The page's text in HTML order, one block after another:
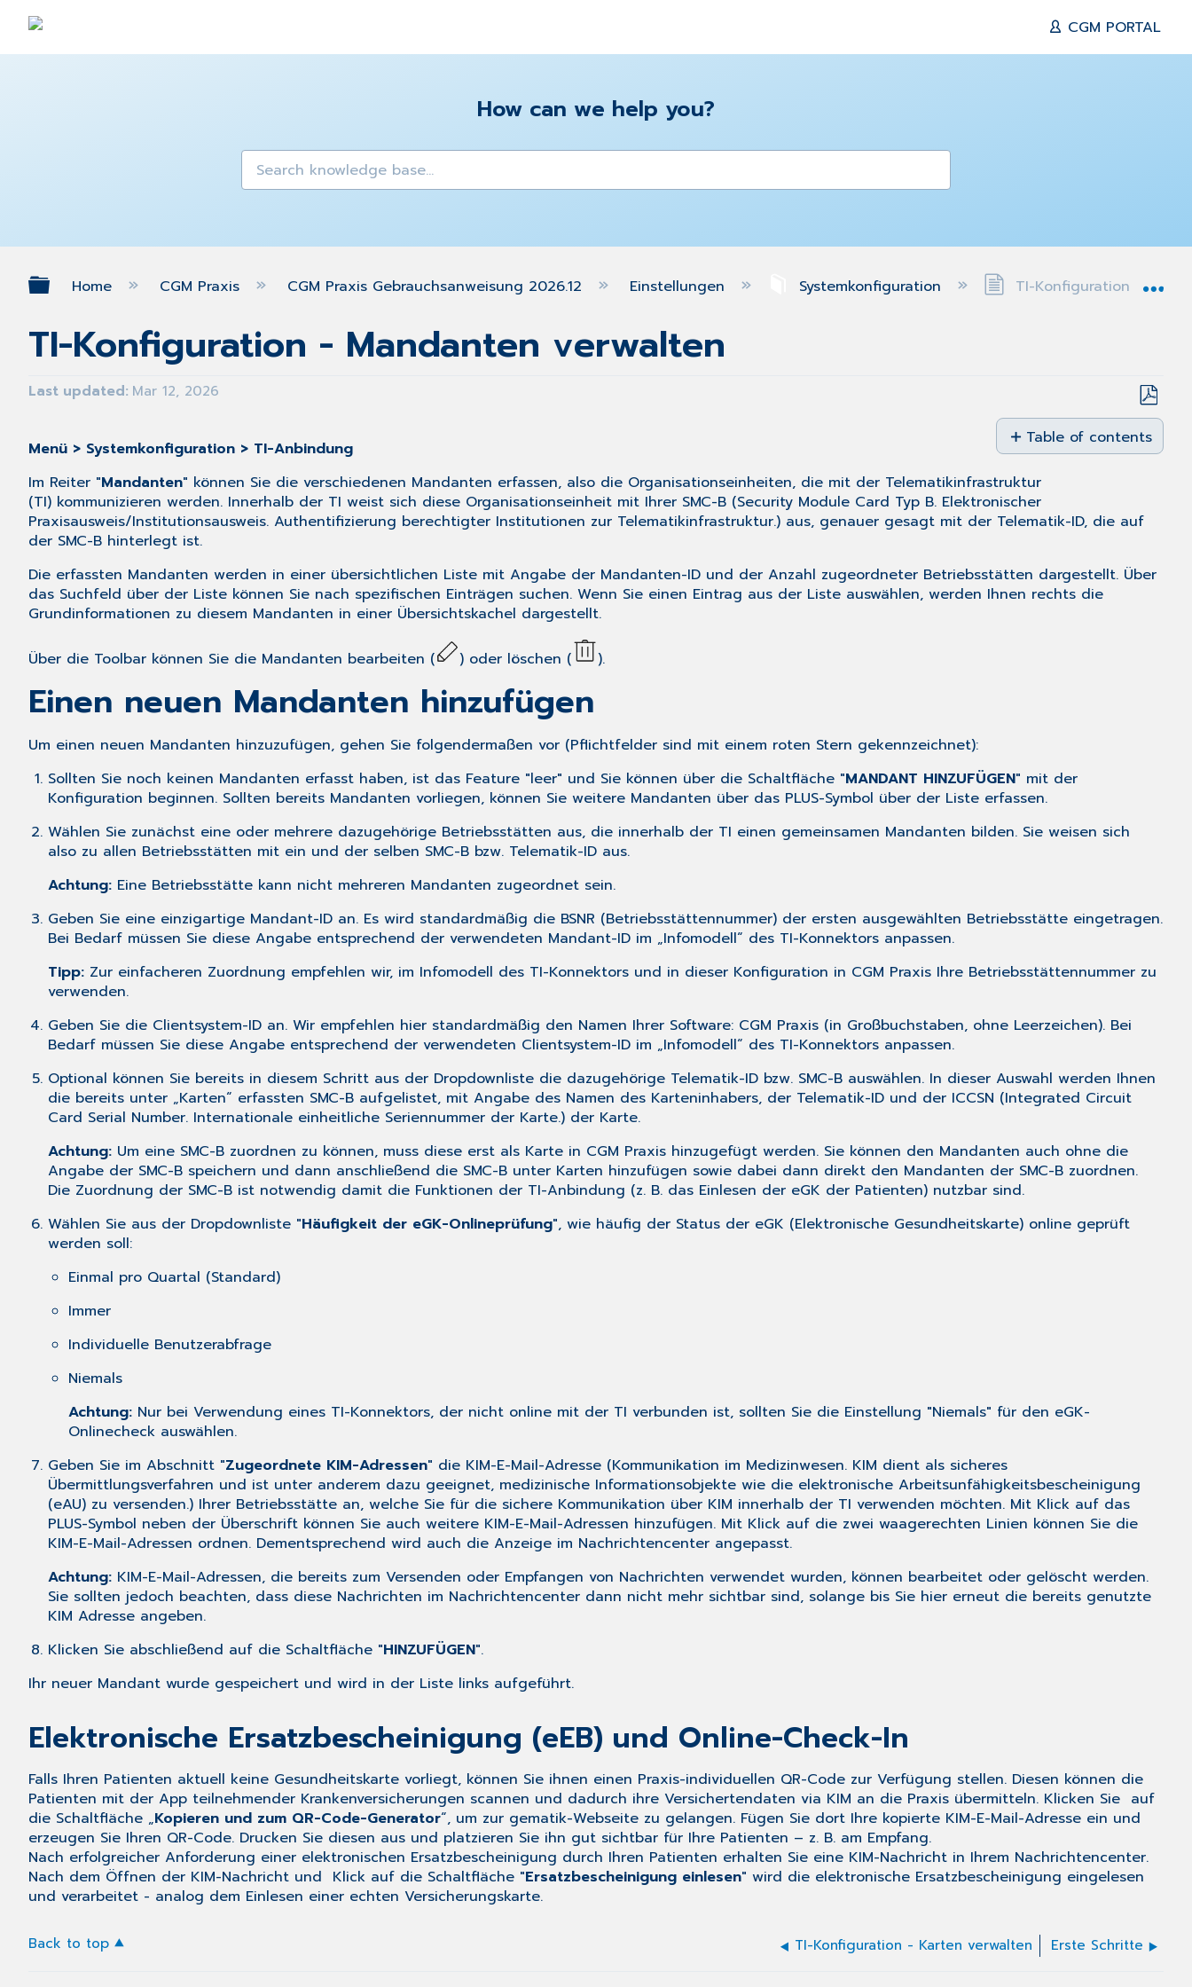
CGM PORTAL
How can we help you?
Expand/collapse global hierarchy
Home CGM Praxis CGM Praxis Gebrauchsanweisung 2026.12 Einstellungen Systemkonfiguration TI-Konfiguration -
TI-Konfiguration - Mandanten verwalten
Last updated Mar 12, 2026
Save
as
PDF
Table of contents
neuen
Mandanten
hinzufügen
(eEB)
Menü > Systemkonfiguration > TI-Anbindung
Im Reiter "Mandanten" können Sie die verschiedenen Mandanten erfassen, also die Organisationseinheiten, die mit der Telematikinfrastruktur
(TI) kommunizieren werden. Innerhalb der TI weist sich diese Organisationseinheit mit Ihrer SMC-B (Security Module Card Typ B. Elektronischer
Praxisausweis/Institutionsausweis. Authentifizierung berechtigter Institutionen zur Telematikinfrastruktur.) aus, genauer gesagt mit der Telematik-ID, die auf
der SMC-B hinterlegt ist.
Die erfassten Mandanten werden in einer übersichtlichen Liste mit Angabe der Mandanten-ID und der Anzahl zugeordneter Betriebsstätten dargestellt. Über
das Suchfeld über der Liste können Sie nach spezifischen Einträgen suchen. Wenn Sie einen Eintrag aus der Liste auswählen, werden Ihnen rechts die
Grundinformationen zu diesem Mandanten in einer Übersichtskachel dargestellt.
Über die Toolbar können Sie die Mandanten bearbeiten ( ) oder löschen ( ).
Einen neuen Mandanten hinzufügen
Um einen neuen Mandanten hinzuzufügen, gehen Sie folgendermaßen vor (Pflichtfelder sind mit einem roten Stern gekennzeichnet):
Sollten Sie noch keinen Mandanten erfasst haben, ist das Feature "leer" und Sie können über die Schaltfläche "MANDANT HINZUFÜGEN" mit der
Konfiguration beginnen. Sollten bereits Mandanten vorliegen, können Sie weitere Mandanten über das PLUS-Symbol über der Liste erfassen.
Wählen Sie zunächst eine oder mehrere dazugehörige Betriebsstätten aus, die innerhalb der TI einen gemeinsamen Mandanten bilden. Sie weisen sich
also zu allen Betriebsstätten mit ein und der selben SMC-B bzw. Telematik-ID aus.
Achtung: Eine Betriebsstätte kann nicht mehreren Mandanten zugeordnet sein.
Geben Sie eine einzigartige Mandant-ID an. Es wird standardmäßig die BSNR (Betriebsstättennummer) der ersten ausgewählten Betriebsstätte eingetragen.
Bei Bedarf müssen Sie diese Angabe entsprechend der verwendeten Mandant-ID im „Infomodell“ des TI-Konnektors anpassen.
Tipp: Zur einfacheren Zuordnung empfehlen wir, im Infomodell des TI-Konnektors und in dieser Konfiguration in CGM Praxis Ihre Betriebsstättennummer zu
verwenden.
Geben Sie die Clientsystem-ID an. Wir empfehlen hier standardmäßig den Namen Ihrer Software: CGM Praxis (in Großbuchstaben, ohne Leerzeichen). Bei
Bedarf müssen Sie diese Angabe entsprechend der verwendeten Clientsystem-ID im „Infomodell“ des TI-Konnektors anpassen.
Optional können Sie bereits in diesem Schritt aus der Dropdownliste die dazugehörige Telematik-ID bzw. SMC-B auswählen. In dieser Auswahl werden Ihnen
die bereits unter „Karten“ erfassten SMC-B aufgelistet, mit Angabe des Namen des Karteninhabers, der Telematik-ID und der ICCSN (Integrated Circuit
Card Serial Number. Internationale einheitliche Seriennummer der Karte.) der Karte.
Achtung: Um eine SMC-B zuordnen zu können, muss diese erst als Karte in CGM Praxis hinzugefügt werden. Sie können den Mandanten auch ohne die
Angabe der SMC-B speichern und dann anschließend die SMC-B unter Karten hinzufügen sowie dabei dann direkt den Mandanten der SMC-B zuordnen.
Die Zuordnung der SMC-B ist notwendig damit die Funktionen der TI-Anbindung (z. B. das Einlesen der eGK der Patienten) nutzbar sind.
Wählen Sie aus der Dropdownliste "Häufigkeit der eGK-Onlineprüfung", wie häufig der Status der eGK (Elektronische Gesundheitskarte) online geprüft
werden soll:
Einmal pro Quartal (Standard)
Immer
Individuelle Benutzerabfrage
Niemals
Achtung: Nur bei Verwendung eines TI-Konnektors, der nicht online mit der TI verbunden ist, sollten Sie die Einstellung "Niemals" für den eGK-
Onlinecheck auswählen.
Geben Sie im Abschnitt "Zugeordnete KIM-Adressen" die KIM-E-Mail-Adresse (Kommunikation im Medizinwesen. KIM dient als sicheres
Übermittlungsverfahren und ist unter anderem dazu geeignet, medizinische Informationsobjekte wie die elektronische Arbeitsunfähigkeitsbescheinigung
(eAU) zu versenden.) Ihrer Betriebsstätte an, welche Sie für die sichere Kommunikation über KIM innerhalb der TI verwenden möchten. Mit Klick auf das
PLUS-Symbol neben der Überschrift können Sie auch weitere KIM-E-Mail-Adressen hinzufügen. Mit Klick auf die zwei waagerechten Linien können Sie die
KIM-E-Mail-Adressen ordnen. Dementsprechend wird auch die Anzeige im Nachrichtencenter angepasst.
Achtung: KIM-E-Mail-Adressen, die bereits zum Versenden oder Empfangen von Nachrichten verwendet wurden, können bearbeitet oder gelöscht werden.
Sie sollten jedoch beachten, dass diese Nachrichten im Nachrichtencenter dann nicht mehr sichtbar sind, solange bis Sie hier erneut die bereits genutzte
KIM Adresse angeben.
Klicken Sie abschließend auf die Schaltfläche "HINZUFÜGEN".
Ihr neuer Mandant wurde gespeichert und wird in der Liste links aufgeführt.
Elektronische Ersatzbescheinigung (eEB) und Online-Check-In
Falls Ihren Patienten aktuell keine Gesundheitskarte vorliegt, können Sie ihnen einen Praxis-individuellen QR-Code zur Verfügung stellen. Diesen können die
Patienten mit der App teilnehmender Krankenversicherungen scannen und dadurch ihre Versichertendaten via KIM an die Praxis übermitteln. Klicken Sie auf
die Schaltfläche „Kopieren und zum QR-Code-Generator“, um zur gematik-Webseite zu gelangen. Fügen Sie dort Ihre kopierte KIM-E-Mail-Adresse ein und
erzeugen Sie Ihren QR-Code. Drucken Sie diesen aus und platzieren Sie ihn gut sichtbar für Ihre Patienten – z. B. am Empfang.
Nach erfolgreicher Anforderung einer elektronischen Ersatzbescheinigung durch Ihren Patienten erhalten Sie eine KIM-Nachricht in Ihrem Nachrichtencenter.
Nach dem Öffnen der KIM-Nachricht und Klick auf die Schaltfläche "Ersatzbescheinigung einlesen" wird die elektronische Ersatzbescheinigung eingelesen
und verarbeitet - analog dem Einlesen einer echten Versicherungskarte.
Back to top TI-Konfiguration - Karten verwalten Erste Schritte